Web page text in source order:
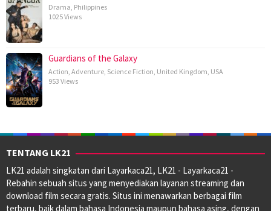
Drama Philippines
1025 Views
Guardians of the Galaxy
Action Adventure Science Fiction United Kingdom USA
953 Views
TENTANG LK21
LK21 adalah singkatan dari Layarkaca21, LK21 - Layarkaca21 -
Rebahin sebuah situs yang menyediakan layanan streaming dan
download film secara gratis. Situs ini menawarkan berbagai film
terbaru, baik dalam bahasa Indonesia maupun bahasa asing, dengan